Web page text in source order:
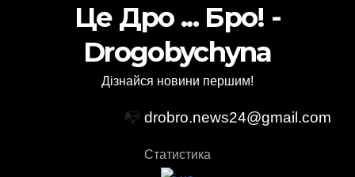
Це Дро ... Бро! -
Drogobychyna
Дізнайся новини першим!
📭 drobro.news24@gmail.com
Статистика